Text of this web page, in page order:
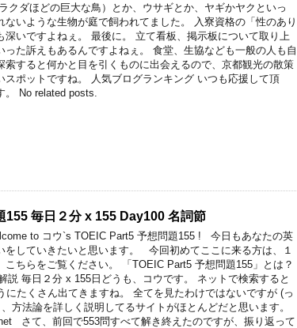
クダほどの巨大な鳥）とか、ウサギとか、ヤギかヤクといっ
ないような生物が庭で飼われてました。 入寮資格の「性のあり
深いですよねぇ。 最後に。 立て看板、掲示板について取り上
った訴えもあるんですよねぇ。 食堂、生協なども一般の人も自
索すると何かと目を引くものに出会えるので、京都観光の散策
スポットですね。 人気ブログランキング いつも応援して頂
。 No related posts.
155 毎日２分 x 155 Day100 名詞節
to コウ`s TOEIC Part5 予想問題155 ! 今日もあなたの英
をしていきたいと思います。 今回初めてここに来る方は、１
こちらをご覧ください。 「TOEIC Part5 予想問題155」とは？
説 毎日２分 x 155日どうも、コウです。 ネットで検索すると
にたくさん出てきますね。 全てを見たわけではないですが (っ
方法論を詳しく説明してるサイトがほとんどだと思います。
さて、前回で553問すべて解き終えたのですが、振り返って